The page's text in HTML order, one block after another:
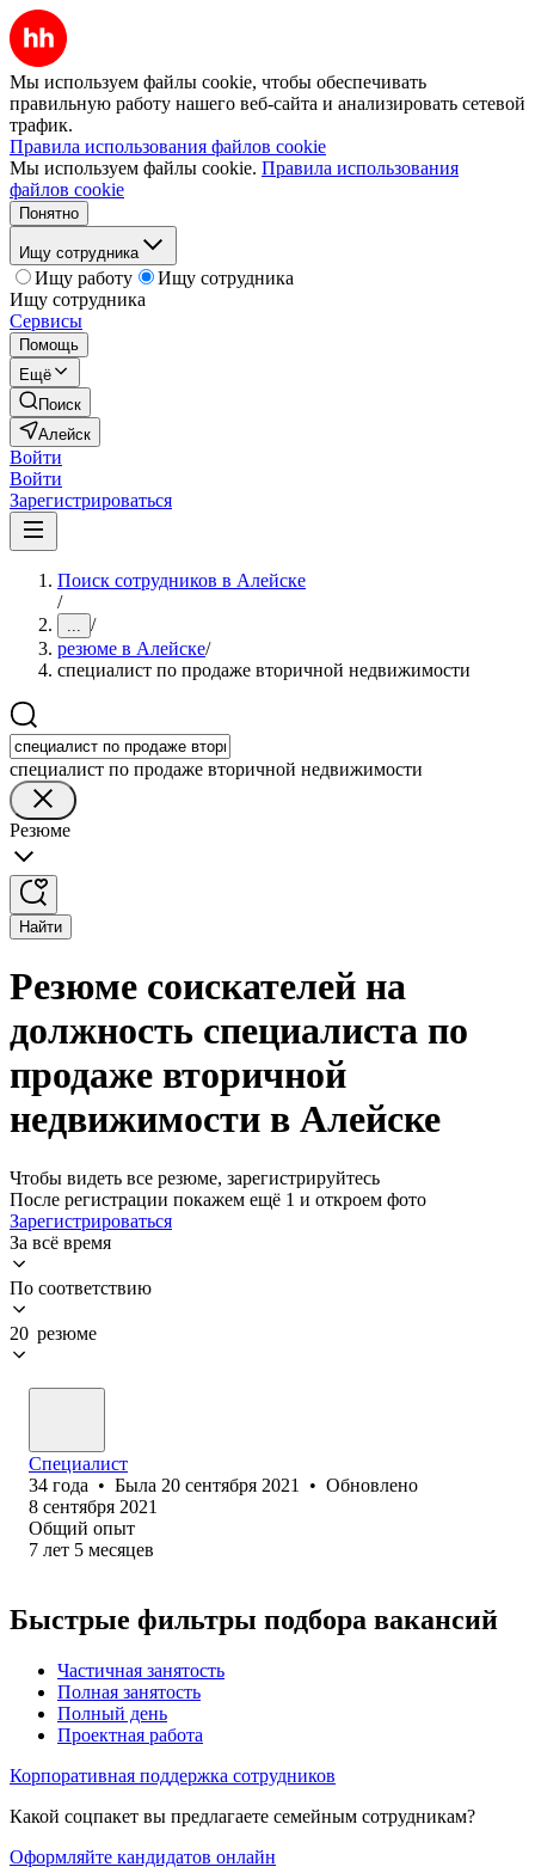
Мы используем файлы cookie, чтобы обеспечивать
правильную работу нашего веб-сайта и анализировать сетевой
трафик.
Правила использования файлов cookie
Мы используем файлы cookie. Правила использования
файлов cookie
Понятно
Ищу сотрудника
Ищу работу
Ищу сотрудника
Ищу сотрудника
Сервисы
Помощь
Ещё
Поиск
Алейск
Войти
Войти
Зарегистрироваться
Поиск сотрудников в Алейске
/
... /
резюме в Алейске/
специалист по продаже вторичной недвижимости
специалист по продаже вторичной недвижимости
Резюме
Найти
Резюме соискателей на
должность специалиста по
продаже вторичной
недвижимости в Алейске
Чтобы видеть все резюме, зарегистрируйтесь
После регистрации покажем ещё 1 и откроем фото
Зарегистрироваться
За всё время
По соответствию
20 резюме
Специалист
34 года • Была 20 сентября 2021 • Обновлено
8 сентября 2021
Общий опыт
7 лет 5 месяцев
Быстрые фильтры подбора вакансий
Частичная занятость
Полная занятость
Полный день
Проектная работа
Корпоративная поддержка сотрудников
Какой соцпакет вы предлагаете семейным сотрудникам?
Оформляйте кандидатов онлайн